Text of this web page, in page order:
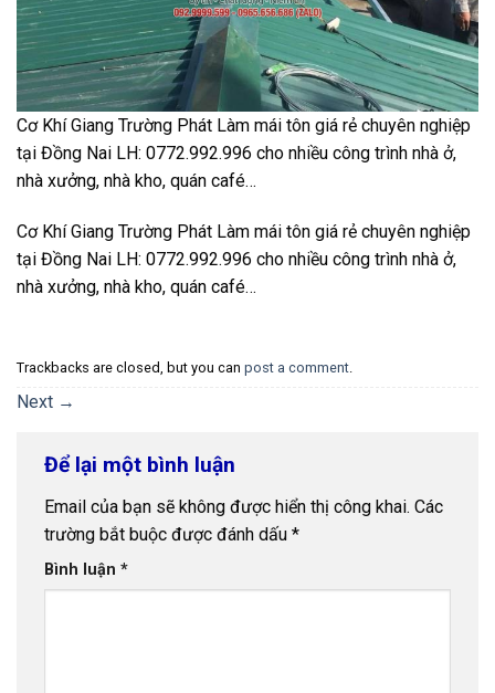
Cơ Khí Giang Trường Phát Làm mái tôn giá rẻ chuyên nghiệp
tại Đồng Nai LH: 0772.992.996 cho nhiều công trình nhà ở,
nhà xưởng, nhà kho, quán café…
Cơ Khí Giang Trường Phát Làm mái tôn giá rẻ chuyên nghiệp
tại Đồng Nai LH: 0772.992.996 cho nhiều công trình nhà ở,
nhà xưởng, nhà kho, quán café…
Trackbacks are closed, but you can post a comment
Next →
Để lại một bình luận
Email của bạn sẽ không được hiển thị công khai. Các
trường bắt buộc được đánh dấu *
Bình luận *